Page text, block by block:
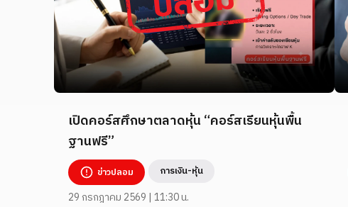
เปิดคอร์สศึกษาตลาดหุ้น “คอร์สเรียนหุ้นพื้น
ฐานฟรี”
ข่าวปลอม การเงิน-หุ้น
29 กรกฎาคม 2569 | 11:30 น.